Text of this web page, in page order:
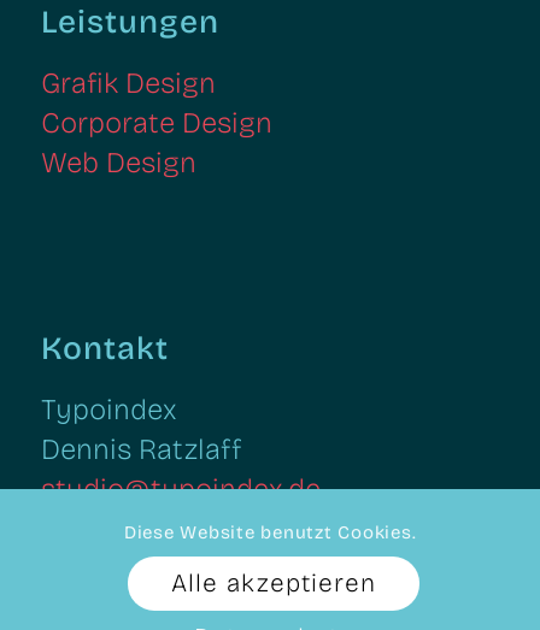
Leistungen
Grafik Design
Corporate Design
Web Design
Kontakt
Typoindex
Dennis Ratzlaff
studio@typoindex.de
Diese Website benutzt Cookies.
Alle akzeptieren